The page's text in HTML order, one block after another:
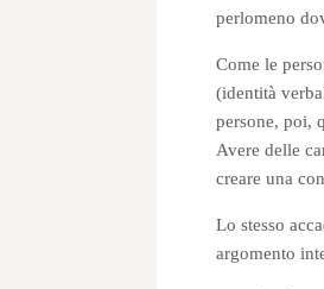
perlomeno
Come le
(identità
persone, poi,
Avere delle
creare una
Lo stesso
argomento